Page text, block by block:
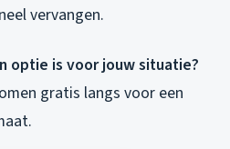
vervangen.
optie is voor jouw situatie?
gratis langs voor een